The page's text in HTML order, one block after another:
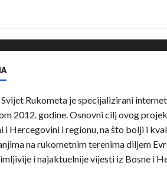
Rukometa je specijalizirani
2012. godine. Osnovni cilj ovog
i Hercegovini i regionu, na što bolji i
na rukometnim terenima diljem
i najaktuelnije vijesti iz Bosne i